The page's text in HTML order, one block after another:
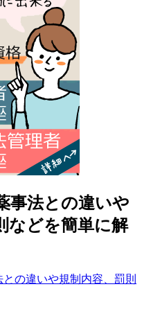
事法との違いや
などを簡単に解